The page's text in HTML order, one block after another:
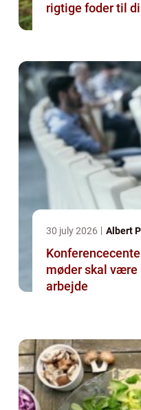
rigtige foder til
30 july 2026 Albert
møder skal være
arbejde